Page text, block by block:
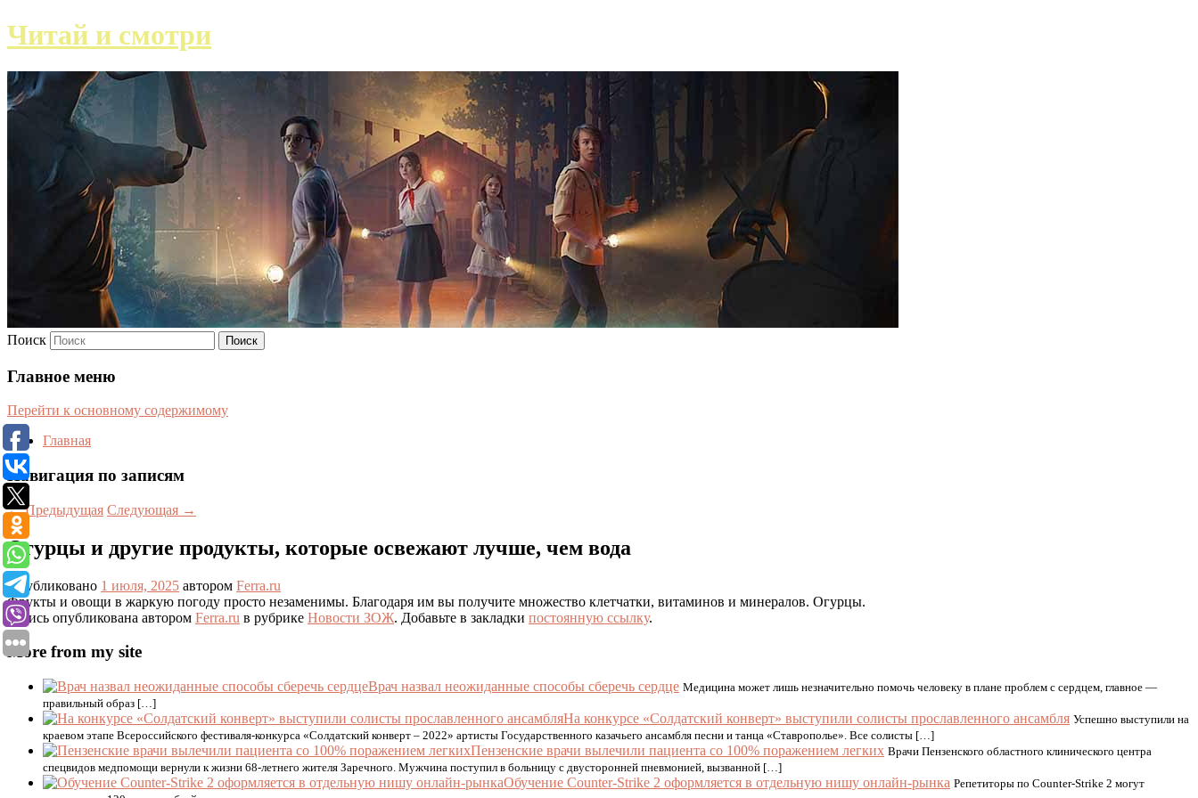
Читай и смотри
Поиск
Главное меню
Перейти к основному содержимому
Главная
Навигация по записям
←Предыдущая Следующая →
Огурцы и другие продукты, которые освежают лучше, чем вода
Опубликовано 1 июля, 2025 автором Ferra.ru
Фрукты и овощи в жаркую погоду просто незаменимы. Благодаря им вы получите множество клетчатки, витаминов и минералов. Огурцы.
Запись опубликована автором Ferra.ru в рубрике Новости ЗОЖ. Добавьте в закладки постоянную ссылку.
More from my site
Врач назвал неожиданные способы сберечь сердце Медицина может лишь незначительно помочь человеку в плане проблем с сердцем, главное —
правильный образ […]
На конкурсе «Солдатский конверт» выступили солисты прославленного ансамбля Успешно выступили на
краевом этапе Всероссийского фестиваля-конкурса «Солдатский конверт – 2022» артисты Государственного казачьего ансамбля песни и танца «Ставрополье». Все солисты […]
Пензенские врачи вылечили пациента со 100% поражением легких Врачи Пензенского областного клинического центра
спецвидов медпомощи вернули к жизни 68-летнего жителя Заречного. Мужчина поступил в больницу с двусторонней пневмонией, вызванной […]
Обучение Counter-Strike 2 оформляется в отдельную нишу онлайн-рынка Репетиторы по Counter-Strike 2 могут